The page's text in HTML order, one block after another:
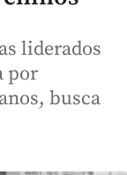
liderados
por
busca